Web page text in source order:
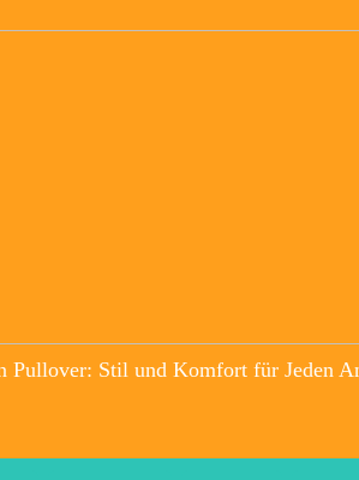
Pullover: Stil und Komfort für Jeden